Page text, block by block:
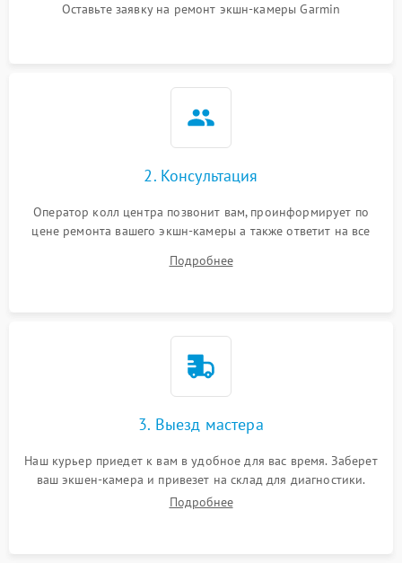
Оставьте заявку на ремонт экшн-камеры Garmin
2. Консультация
Оператор колл центра позвонит вам, проинформирует по
цене ремонта вашего экшн-камеры а также ответит на все
Подробнее
3. Выезд мастера
Наш курьер приедет к вам в удобное для вас время. Заберет
ваш экшен-камера и привезет на склад для диагностики.
Подробнее